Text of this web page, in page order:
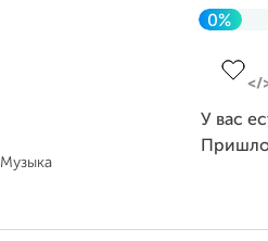
Музыка
0%
У вас